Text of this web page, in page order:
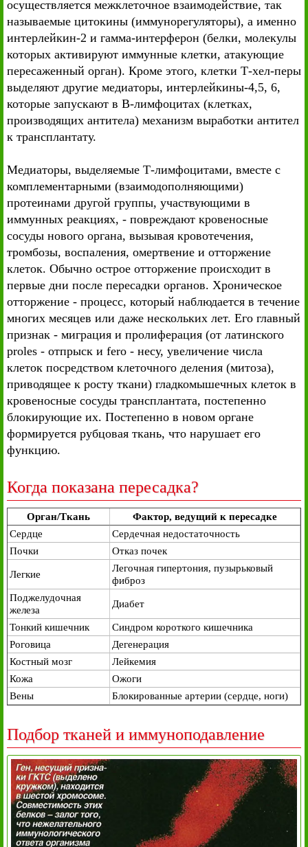
осуществляется межклеточное взаимодействие, так
называемые цитокины (иммунорегуляторы), а именно
интерлейкин-2 и гамма-интерферон (белки, молекулы
которых активируют иммунные клетки, атакующие
пересаженный орган). Кроме этого, клетки Т-хел-перы
выделяют другие медиаторы, интерлейкины-4,5, 6,
которые запускают в В-лимфоцитах (клетках,
производящих антитела) механизм выработки антител
к трансплантату.
Медиаторы, выделяемые Т-лимфоцитами, вместе с
комплементарными (взаимодополняющими)
протеинами другой группы, участвующими в
иммунных реакциях, - повреждают кровеносные
сосуды нового органа, вызывая кровотечения,
тромбозы, воспаления, омертвение и отторжение
клеток. Обычно острое отторжение происходит в
первые дни после пересадки органов. Хроническое
отторжение - процесс, который наблюдается в течение
многих месяцев или даже нескольких лет. Его главный
признак - миграция и пролиферация (от латинского
proles - отпрыск и fero - несу, увеличение числа
клеток посредством клеточного деления (митоза),
приводящее к росту ткани) гладкомышечных клеток в
кровеносные сосуды трансплантата, постепенно
блокирующие их. Постепенно в новом органе
формируется рубцовая ткань, что нарушает его
функцию.
Когда показана пересадка?
Орган/Ткань
Фактор, ведущий к пересадке
Сердце
Сердечная недостаточность
Почки
Отказ почек
Легкие
Легочная гипертония, пузырьковый
фиброз
Поджелудочная
железа
Диабет
Тонкий кишечник
Синдром короткого кишечника
Роговица
Дегенерация
Костный мозг
Лейкемия
Кожа
Ожоги
Вены
Блокированные артерии (сердце, ноги)
Подбор тканей и иммуноподавление